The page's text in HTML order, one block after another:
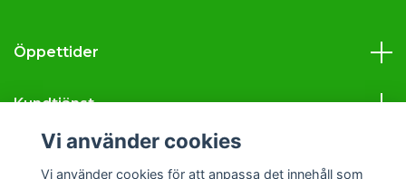
Öppettider
Kundtjänst
Läs mer
Vi använder cookies
Vi använder cookies för att anpassa det innehåll som